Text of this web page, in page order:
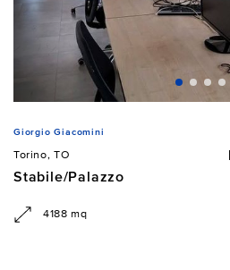
Giorgio Giacomini
Torino, TO
Stabile/Palazzo
4188 mq